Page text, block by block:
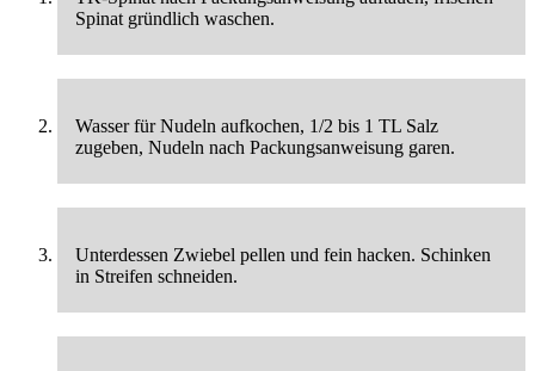
Spinat gründlich waschen.
Wasser für Nudeln aufkochen, 1/2 bis 1 TL Salz
zugeben, Nudeln nach Packungsanweisung garen.
Unterdessen Zwiebel pellen und fein hacken. Schinken
in Streifen schneiden.